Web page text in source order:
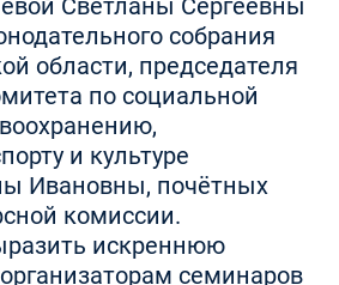
Светланы Сергеевны
собрания
области, председателя
по социальной
и культуре
Ивановны, почётных
комиссии.
искреннюю
семинаров